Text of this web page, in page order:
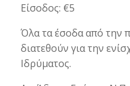
Είσοδος: €5
Όλα τα έσοδα από την
διατεθούν για την
Ιδρύματος.